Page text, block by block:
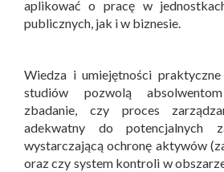
aplikować o pracę w
publicznych, jak i w biznesie.
Wiedza i umiejętności
studiów pozwolą
zbadanie, czy proces
adekwatny do potencjalnych
wystarczającą ochronę aktywów
oraz czy system kontroli w